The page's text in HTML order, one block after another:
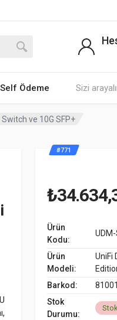
Self Ödeme Sizi
ve 10G SFP+
#771
Ürün
Kodu:
UDM-
Ürün
Modeli:
UniFi
Barkod:
Stok
Durumu: